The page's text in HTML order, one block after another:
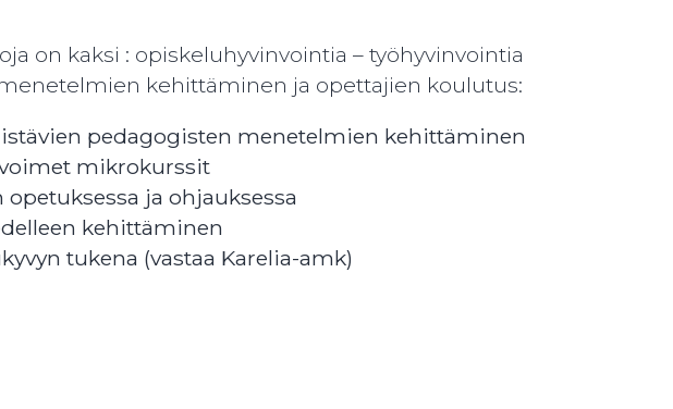
on kaksi : opiskeluhyvinvointia – työhyvinvointia
kehittäminen ja opettajien koulutus:
pedagogisten menetelmien kehittäminen
mikrokurssit
ja ohjauksessa
kehittäminen
tukena (vastaa Karelia-amk)